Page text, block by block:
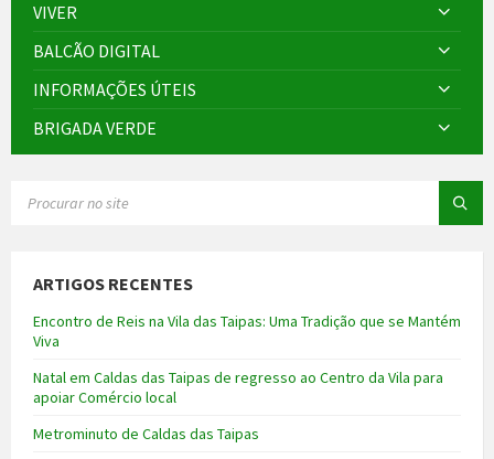
VIVER
BALCÃO DIGITAL
INFORMAÇÕES ÚTEIS
BRIGADA VERDE
ARTIGOS RECENTES
Encontro de Reis na Vila das Taipas: Uma Tradição que se Mantém
Viva
Natal em Caldas das Taipas de regresso ao Centro da Vila para
apoiar Comércio local
Metrominuto de Caldas das Taipas